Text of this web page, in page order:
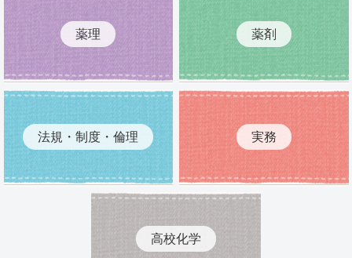
薬理 薬剤
法規・制度・倫理 実務
高校化学